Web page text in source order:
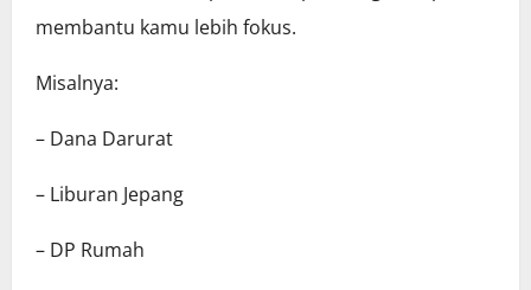
membantu kamu lebih fokus.
Misalnya:
– Dana Darurat
– Liburan Jepang
– DP Rumah